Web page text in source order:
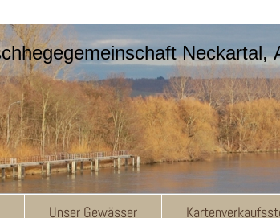
Neckartal,
Unser Gewässer